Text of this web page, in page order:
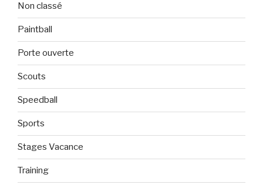
Non classé
Paintball
Porte ouverte
Scouts
Speedball
Sports
Stages Vacance
Training